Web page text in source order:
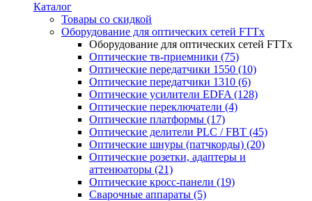
Каталог
Товары со скидкой
Оборудование для оптических сетей FTTx
Оборудование для оптических сетей FTTx
Оптические тв-приемники (75)
Оптические передатчики 1550 (10)
Оптические передатчики 1310 (6)
Оптические усилители EDFA (128)
Оптические переключатели (4)
Оптические платформы (17)
Оптические делители PLC / FBT (45)
Оптические шнуры (патчкорды) (20)
Оптические розетки, адаптеры и
аттенюаторы (21)
Оптические кросс-панели (19)
Сварочные аппараты (5)